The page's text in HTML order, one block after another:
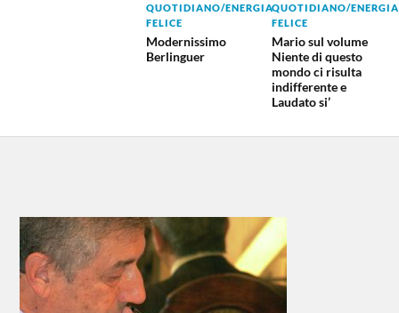
QUOTIDIANO/ENERGIA
FELICE
Modernissimo
Berlinguer
QUOTIDIANO/ENERGIA
FELICE
Mario sul volume
Niente di questo
mondo ci risulta
indifferente e
Laudato si’